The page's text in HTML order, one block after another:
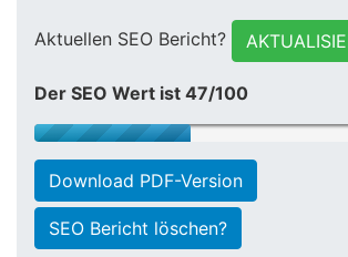
Aktuellen SEO Bericht?
Der SEO Wert ist 47/100
Download PDF-Version
SEO Bericht löschen?